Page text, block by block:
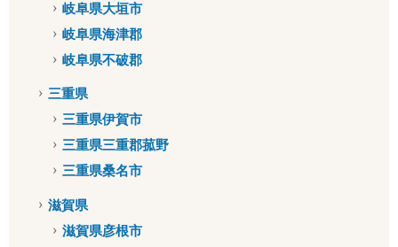
岐阜県大垣市
岐阜県海津郡
岐阜県不破郡
三重県
三重県伊賀市
三重県三重郡菰野
三重県桑名市
滋賀県
滋賀県彦根市